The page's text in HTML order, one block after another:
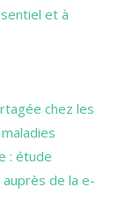
et à
chez les
: étude
de la e-